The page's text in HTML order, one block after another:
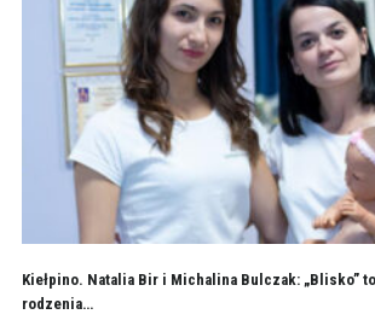
Kiełpino. Natalia Bir i Michalina Bulczak: „Blisko”
rodzenia…